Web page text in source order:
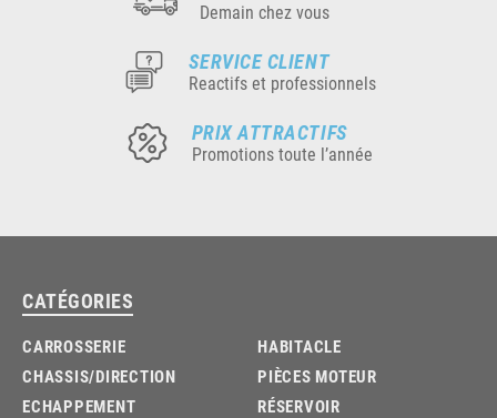
Demain chez vous
SERVICE CLIENT
Reactifs et professionnels
PRIX ATTRACTIFS
Promotions toute l’année
CATÉGORIES
CARROSSERIE
CHASSIS/DIRECTION
ECHAPPEMENT
HABITACLE
PIÈCES MOTEUR
RÉSERVOIR